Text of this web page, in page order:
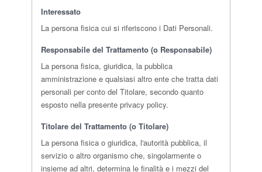
Interessato
La persona fisica cui si riferiscono i Dati Personali.
Responsabile del Trattamento (o Responsabile)
La persona fisica, giuridica, la pubblica
amministrazione e qualsiasi altro ente che tratta dati
personali per conto del Titolare, secondo quanto
esposto nella presente privacy policy.
Titolare del Trattamento (o Titolare)
La persona fisica o giuridica, l'autorità pubblica, il
servizio o altro organismo che, singolarmente o
insieme ad altri, determina le finalità e i mezzi del